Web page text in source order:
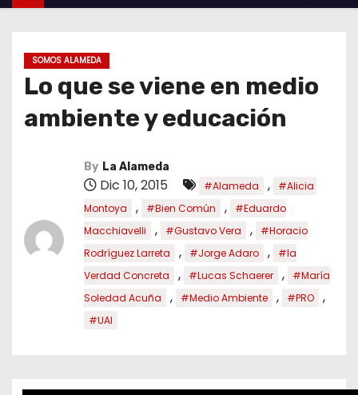
SOMOS ALAMEDA
Lo que se viene en medio
ambiente y educación
By La Alameda
Dic 10, 2015 #Alameda ,
#Alicia
Montoya
, #Bien Común ,
#Eduardo
Macchiavelli
, #Gustavo Vera ,
#Horacio
Rodríguez Larreta
, #Jorge Adaro ,
#la
Verdad Concreta
, #Lucas Schaerer ,
#María
Soledad Acuña
, #Medio Ambiente , #PRO ,
#UAI